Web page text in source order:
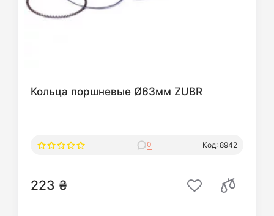
Кольца поршневые Ø63мм ZUBR
0 Код: 8942
223 ₴